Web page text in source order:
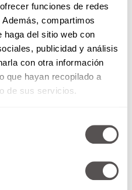
funciones de redes
compartimos
haga del sitio web con
publicidad y análisis
con otra información
que hayan recopilado a
de sus servicios.
Formas de
se convierten
evitación
a equilibrar y
nuestras
mundo y con
se dañan.